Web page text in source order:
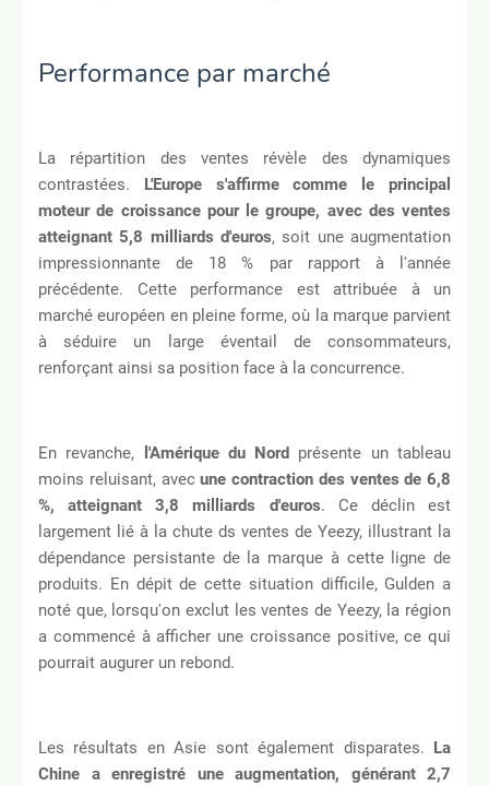
Performance par marché
La répartition des ventes révèle des dynamiques
contrastées.
L'Europe s'affirme comme le principal
moteur de croissance pour le groupe, avec des ventes
atteignant 5,8 milliards d'euros, soit une augmentation
impressionnante de 18 % par rapport à l'année
précédente. Cette performance est attribuée à un
marché européen en pleine forme, où la marque parvient
à séduire un large éventail de consommateurs,
renforçant ainsi sa position face à la concurrence.
En revanche, l'Amérique du Nord
présente un tableau
moins reluisant, avecune contraction des ventes de 6,8
%, atteignant 3,8 milliards d'euros. Ce déclin est
largement lié à la chute ds ventes de Yeezy, illustrant la
dépendance persistante de la marque à cette ligne de
produits. En dépit de cette situation difficile, Gulden a
noté que, lorsqu'on exclut les ventes de Yeezy, la région
a commencé à afficher une croissance positive, ce qui
pourrait augurer un rebond.
Les résultats en Asie sont également disparates.
La
Chine a enregistré une augmentation, générant 2,7